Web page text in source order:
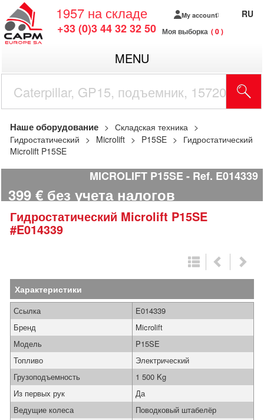
1957 на складе
+33 (0)3 44 32 32 50
My account
Моя выборка 0
RU
MENU
Наше оборудование
Складская техника
Гидростатический
Microlift P15SE
Гидростатический
Microlift P15SE
MICROLIFT P15SE Ref. E014339
399 € без учета налогов
Гидростатический Microlift P15SE
#E014339
Характеристики
Ссылка
E014339
Бренд
Microlift
Модель
P15SE
Топливо
Электрический
Грузоподъемность
1 500 Kg
Из первых рук
Да
Ведущие колеса
Поводковый штабелёр